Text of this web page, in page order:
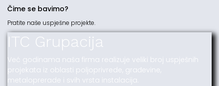
Čime se bavimo?
Pratite naše uspješne projekte.
ITC Grupacija
Već godinama naša firma realizuje veliki broj uspješnih
projekata iz oblasti poljoprivrede, građevine,
metaloprerade i svih vrsta instalacija.